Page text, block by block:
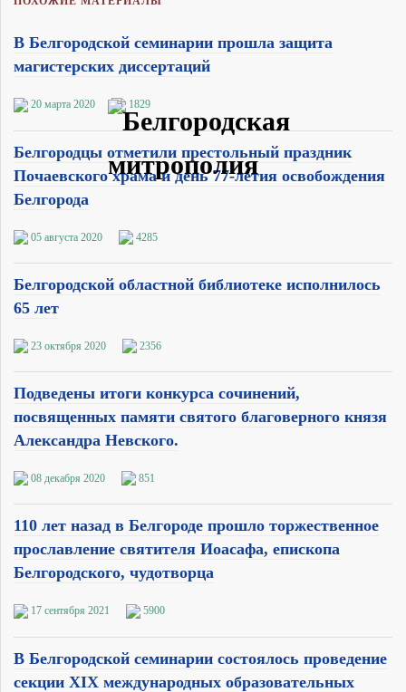
В Белгородской семинарии прошла защита
магистерских диссертаций
20 марта 2020 1829
Белгородцы отметили престольный праздник
Почаевского храма и день 77-летия освобождения
Белгорода
05 августа 2020 4285
Белгородской областной библиотеке исполнилось
65 лет
23 октября 2020 2356
Подведены итоги конкурса сочинений,
посвященных памяти святого благоверного князя
Александра Невского.
08 декабря 2020 851
110 лет назад в Белгороде прошло торжественное
прославление святителя Иоасафа, епископа
Белгородского, чудотворца
17 сентября 2021 5900
В Белгородской семинарии состоялось проведение
секции XIX международных образовательных